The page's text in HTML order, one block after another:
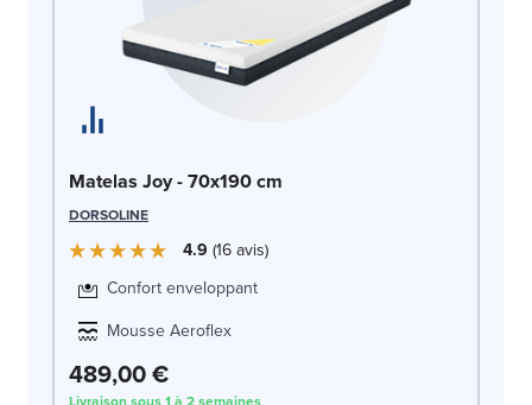
Matelas Joy - 70x190 cm
DORSOLINE
4.9 16avis
Confort enveloppant
Mousse Aeroflex
489,00 €